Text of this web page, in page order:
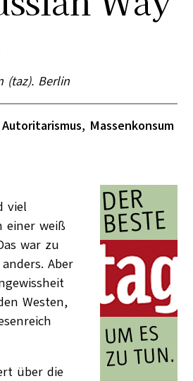
(taz). Berlin
Massenkonsum
viel
einer weiß
war zu
Aber
Westen,
über die